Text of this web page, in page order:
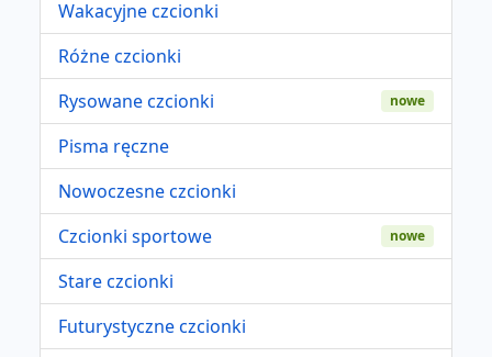
Wakacyjne czcionki
Różne czcionki
Rysowane czcionki
nowe
Pisma ręczne
Nowoczesne czcionki
Czcionki sportowe
nowe
Stare czcionki
Futurystyczne czcionki